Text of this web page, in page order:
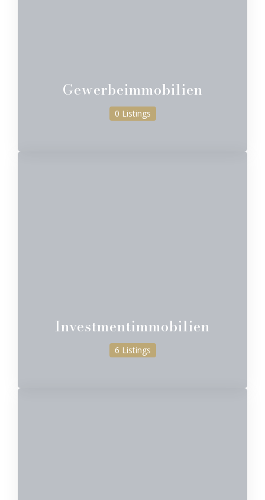
Gewerbeimmobilien
0 Listings
Investmentimmobilien
6 Listings